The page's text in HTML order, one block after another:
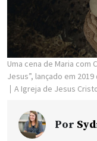
Uma cena de Maria com
Jesus”, lançado em
A Igreja de Jesus
Por